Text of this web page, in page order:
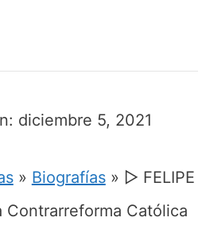
diciembre 5, 2021
» Biografías» ▷ FELIPE
Contrarreforma Católica